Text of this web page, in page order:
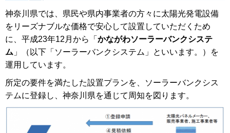
神奈川県では、県民や県内事業者の方々に太陽光発電設備
をリーズナブルな価格で安心して設置していただくため
に、平成23年12月から「 かながわソーラーバンクシステ
ム 」（以下「ソーラーバンクシステム」といいます。）を
運用しています。
所定の要件を満たした設置プランを、ソーラーバンクシス
テムに登録し、神奈川県を通じて周知を図ります。